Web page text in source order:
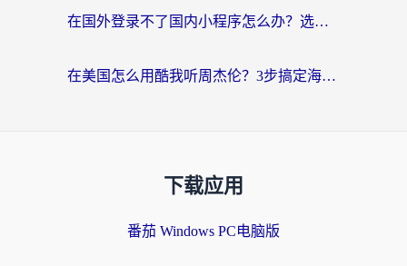
在国外登录不了国内小程序怎么办？选对回国加速器，轻松解锁国内资源
在美国怎么用酷我听周杰伦？3步搞定海外听歌难题
下载应用
番茄 Windows PC电脑版